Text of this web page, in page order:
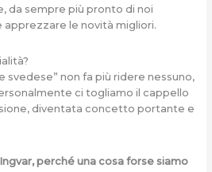
da sempre più pronto di noi
le novità migliori.
svedese” non fa più ridere nessuno,
ci togliamo il cappello
diventata concetto portante e
perché una cosa forse siamo